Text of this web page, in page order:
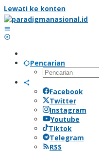
Lewati ke konten
Pencarian
Facebook
Twitter
Instagram
Youtube
Tiktok
Telegram
RSS